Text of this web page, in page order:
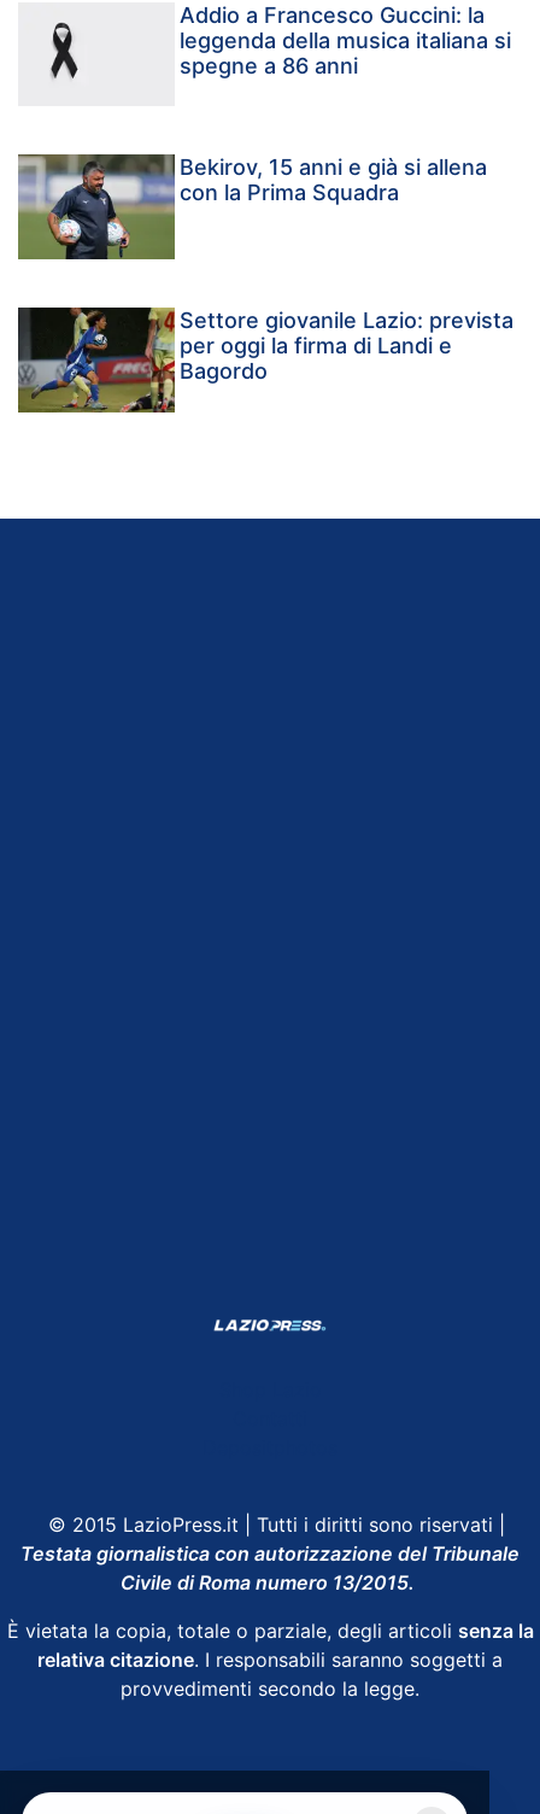
Addio a Francesco Guccini: la
leggenda della musica italiana si
spegne a 86 anni
Bekirov, 15 anni e già si allena
con la Prima Squadra
Settore giovanile Lazio: prevista
per oggi la firma di Landi e
Bagordo
© 2015 LazioPress.it | Tutti i diritti sono riservati |
Testata giornalistica con autorizzazione del Tribunale
Civile di Roma numero 13/2015.
È vietata la copia, totale o parziale, degli articoli senza la
relativa citazione. I responsabili saranno soggetti a
provvedimenti secondo la legge.